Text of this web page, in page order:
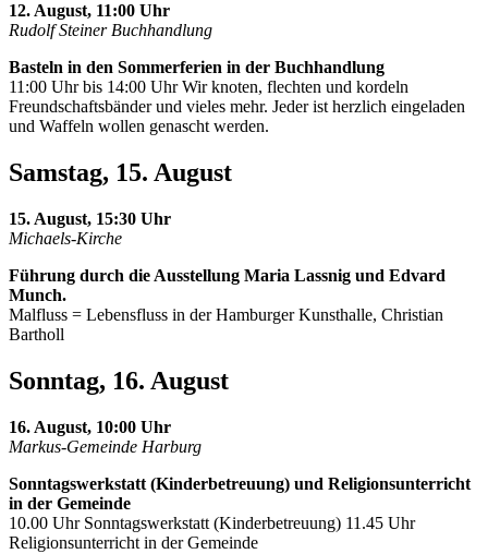
12. August, 11:00 Uhr
Rudolf Steiner Buchhandlung
Basteln in den Sommerferien in der Buchhandlung
11:00 Uhr bis 14:00 Uhr Wir knoten, flechten und kordeln
Freundschaftsbänder und vieles mehr. Jeder ist herzlich eingeladen
und Waffeln wollen genascht werden.
Samstag, 15. August
15. August, 15:30 Uhr
Michaels-Kirche
Führung durch die Ausstellung Maria Lassnig und Edvard
Munch.
Malfluss = Lebensfluss in der Hamburger Kunsthalle, Christian
Bartholl
Sonntag, 16. August
16. August, 10:00 Uhr
Markus-Gemeinde Harburg
Sonntagswerkstatt (Kinderbetreuung) und Religionsunterricht
in der Gemeinde
10.00 Uhr Sonntagswerkstatt (Kinderbetreuung) 11.45 Uhr
Religionsunterricht in der Gemeinde